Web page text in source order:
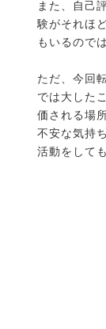
また、自己
験がそれほ
もいるので
ただ、今回
では大した
価される場
不安な気持
活動をして